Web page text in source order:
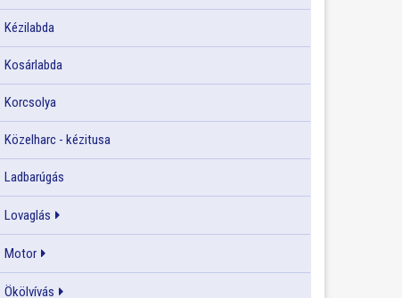
Kézilabda
Kosárlabda
Korcsolya
Közelharc - kézitusa
Ladbarúgás
Lovaglás
Motor
Ökölvívás